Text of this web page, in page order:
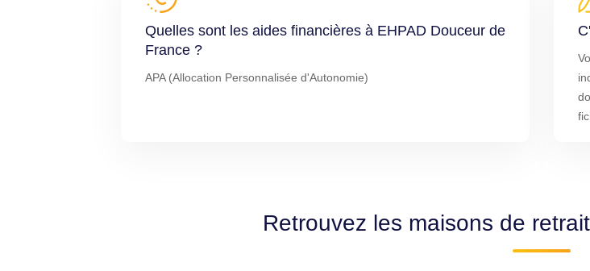
Quelles sont les aides financières à EHPAD Douceur de
France ?
APA (Allocation Personnalisée d'Autonomie)
Retrouvez les maisons de